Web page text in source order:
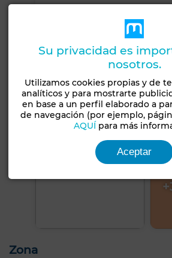
Zona
Su privacidad es
nosotros.
Utilizamos cookies propias y de
analíticos y para mostrarte
en base a un perfil elaborado a
de navegación (por ejemplo,
AQUÍ para más
Aceptar